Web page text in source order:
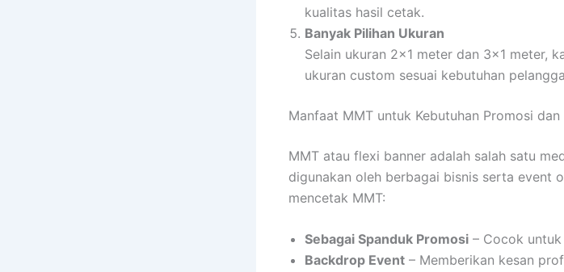
kualitas hasil cetak.
Banyak Pilihan Ukuran
Selain ukuran 2×1 meter dan 3×1 meter,
ukuran custom sesuai kebutuhan
Manfaat MMT untuk Kebutuhan Promosi dan
MMT atau flexi banner adalah salah satu
digunakan oleh berbagai bisnis serta event
mencetak MMT:
Sebagai Spanduk Promosi – Cocok
Backdrop Event – Memberikan kesan